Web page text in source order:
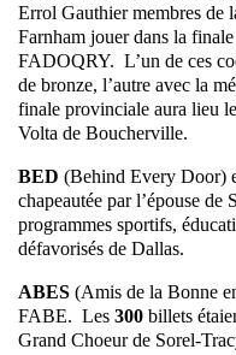
Errol Gauthier membres de
Farnham jouer dans la
FADOQRY. L’un de ces
de bronze, l’autre avec la
finale provinciale aura lieu
Volta de Boucherville.
BED (Behind Every Door)
chapeautée par l’épouse
programmes sportifs,
défavorisés de Dallas.
ABES (Amis de la Bonne
FABE. Les 300 billets
Grand Choeur de Sorel-